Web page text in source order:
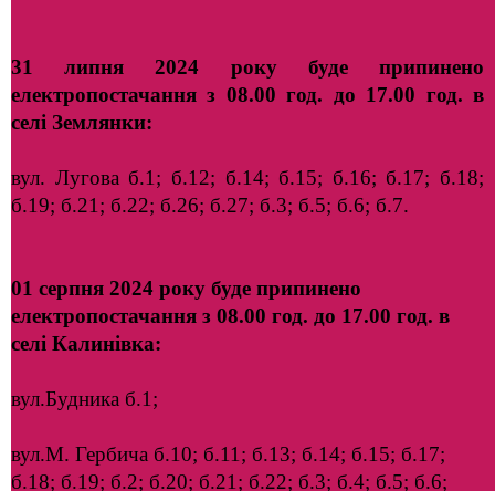
31 липня 2024 року буде припинено
електропостачання з 08.00 год. до 17.00 год. в
селі Землянки:
вул. Лугова б.1; б.12; б.14; б.15; б.16; б.17; б.18;
б.19; б.21; б.22; б.26; б.27; б.3; б.5; б.6; б.7.
01 серпня 2024 року буде припинено
електропостачання з 08.00 год. до 17.00 год. в
селі Калинівка:
вул.Будника б.1;
вул.М. Гербича б.10; б.11; б.13; б.14; б.15; б.17;
б.18; б.19; б.2; б.20; б.21; б.22; б.3; б.4; б.5; б.6;